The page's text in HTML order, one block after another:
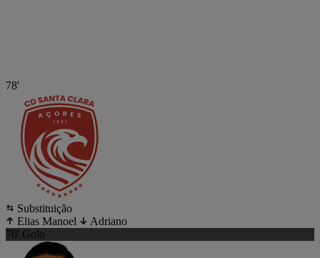
78'
Substituição
Elias Manoel
Adriano
76' Golo